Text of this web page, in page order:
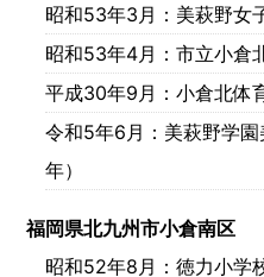
昭和53年3月 ：美萩野女
昭和53年4月 ：市立小倉
平成30年9月 ：小倉北体
令和5年6月 ：美萩野学
年）
福岡県北九州市小倉南区
昭和52年8月 ：徳力小学